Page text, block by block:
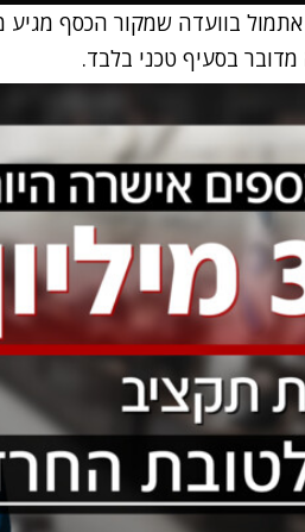
אתמול בוועדה שמקור הכסף
בסעיף טכני בלבד.